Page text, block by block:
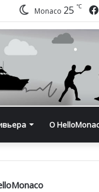
Monaco 25 ℃
О